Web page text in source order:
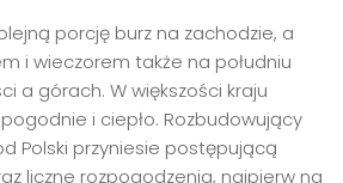
porcję burz na zachodzie, a
i wieczorem także na południu
a górach. W większości kraju
i ciepło. Rozbudowujący
Polski przyniesie postępującą
liczne rozpogodzenia, najpierw na